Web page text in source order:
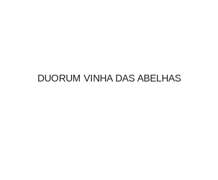
DUORUM VINHA DAS ABELHAS